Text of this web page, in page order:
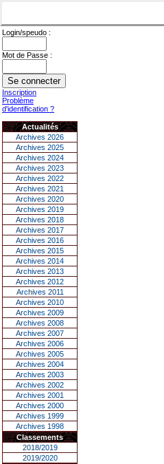
Login/speudo :
Mot de Passe :
Inscription
Problème
d'identification ?
Actualités
Archives 2026
Archives 2025
Archives 2024
Archives 2023
Archives 2022
Archives 2021
Archives 2020
Archives 2019
Archives 2018
Archives 2017
Archives 2016
Archives 2015
Archives 2014
Archives 2013
Archives 2012
Archives 2011
Archives 2010
Archives 2009
Archives 2008
Archives 2007
Archives 2006
Archives 2005
Archives 2004
Archives 2003
Archives 2002
Archives 2001
Archives 2000
Archives 1999
Archives 1998
Classements
2018/2019
2019/2020